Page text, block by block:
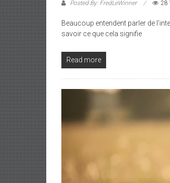
Posted By: FredLeWinner 28
Beaucoup entendent parler de
savoir ce que cela signifie
Read more